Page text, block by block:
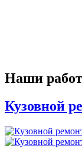
Наши
Кузовной